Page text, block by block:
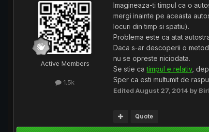
Active Members
1.5k
Imagineaza-ti timpul ca o
mergi inainte pe aceasta
locuri din timp si spatiu).
Problema este ca atat
Daca s-ar descoperii o
nu se opreste niciodata.
Se stie catimpul e relativ,
Sper ca esti multumit de
Edited August 27, 2014 by
Quote